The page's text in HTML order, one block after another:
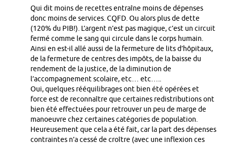
Qui dit moins de recettes entraîne moins de dépenses
donc moins de services. CQFD. Ou alors plus de dette
(120% du PIB!). L’argent n’est pas magique, c’est un circuit
fermé comme le sang qui circule dans le corps humain.
Ainsi en est-il allé aussi de la fermeture de lits d’hôpitaux,
de la fermeture de centres des impôts, de la baisse du
rendement de la justice, de la diminution de
l’accompagnement scolaire, etc… etc…..
Oui, quelques rééquilibrages ont bien été opérées et
force est de reconnaître que certaines redistributions ont
bien été effectuées pour retrouver un peu de marge de
manoeuvre chez certaines catégories de population.
Heureusement que cela a été fait, car la part des dépenses
contraintes n’a cessé de croître (avec une inflexion ces